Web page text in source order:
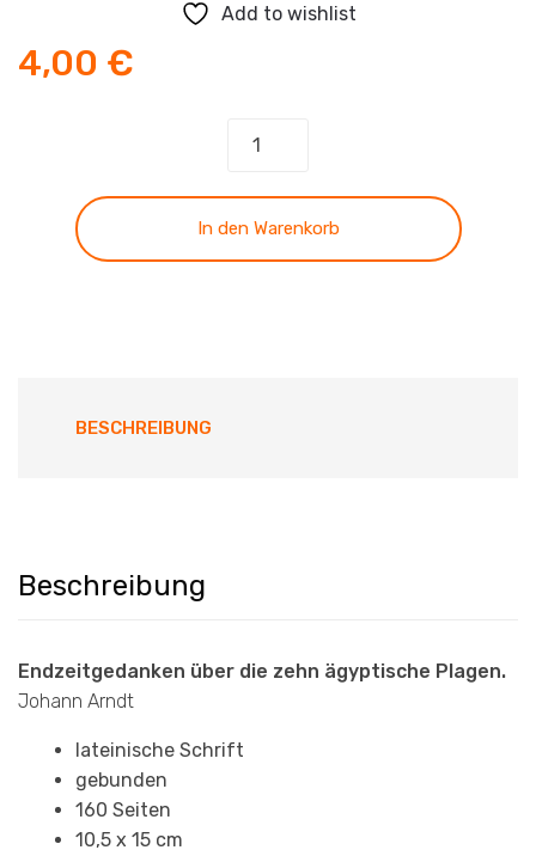
Add to wishlist
4,00 €
In den Warenkorb
BESCHREIBUNG
Beschreibung
Endzeitgedanken über die zehn ägyptische Plagen.
Johann Arndt
lateinische Schrift
gebunden
160 Seiten
10,5 x 15 cm